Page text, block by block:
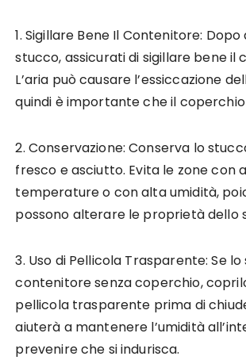
1. Sigillare Bene Il Contenitore:
stucco, assicurati di sigillare bene il
L’aria può causare l’essiccazione
quindi è importante che il coperchio
2. Conservazione: Conserva lo
fresco e asciutto. Evita le zone con
temperature o con alta umidità,
possono alterare le proprietà dello
3. Uso di Pellicola Trasparente: Se
contenitore senza coperchio,
pellicola trasparente prima di
aiuterà a mantenere l’umidità
prevenire che si indurisca.